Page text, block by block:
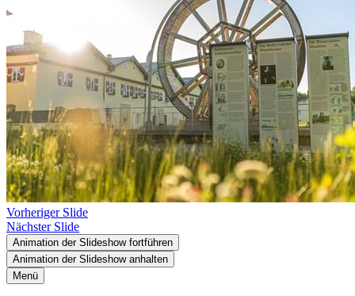
Vorheriger Slide
Nächster Slide
Animation der Slideshow fortführen
Animation der Slideshow anhalten
Menü